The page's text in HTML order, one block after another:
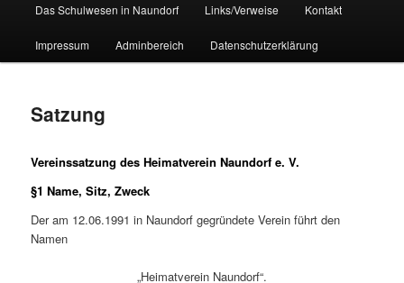
Das Schulwesen in Naundorf Links/Verweise Kontakt
Impressum Adminbereich Datenschutzerklärung
Satzung
Vereinssatzung des Heimatverein Naundorf e. V.
§1 Name, Sitz, Zweck
Der am 12.06.1991 in Naundorf gegründete Verein führt den
Namen
„Heimatverein Naundorf“.